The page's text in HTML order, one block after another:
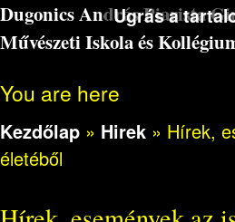
Ugrás a
Dugonics András Piarista
Művészeti Iskola és
You are here
Kezdőlap » Hirek » Hírek,
életéből